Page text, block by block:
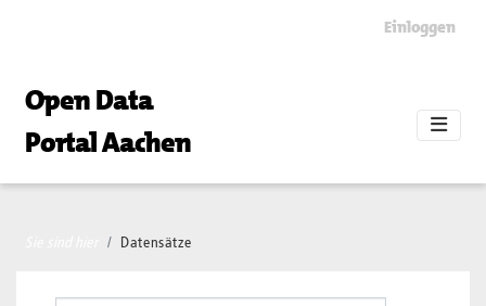
Einloggen
Open Data
Portal Aachen
Datensätze